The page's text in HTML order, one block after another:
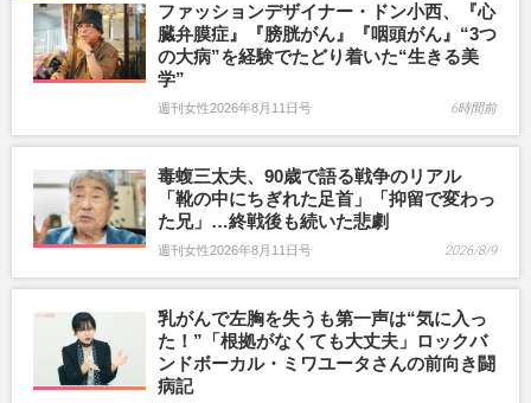
ファッションデザイナー・ドン小西、『心
臓弁膜症』『膀胱がん』『咽頭がん』“3つ
の大病”を経験でたどり着いた“生きる美
学”
週刊女性2026年8月11日号 6時間前
毒蝮三太夫、90歳で語る戦争のリアル
「靴の中にちぎれた足首」「抑留で変わっ
た兄」…終戦後も続いた悲劇
週刊女性2026年8月11日号 2026/8/9
乳がんで左胸を失うも第一声は“気に入っ
た！”「根拠がなくても大丈夫」ロックバ
ンドボーカル・ミワユータさんの前向き闘
病記